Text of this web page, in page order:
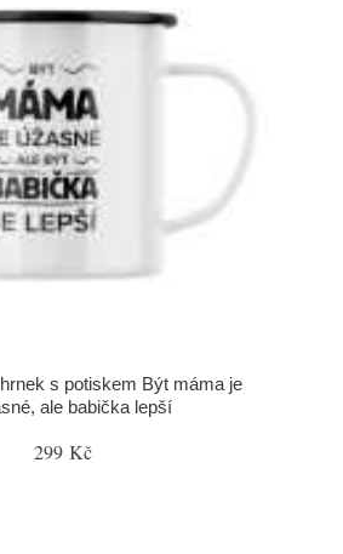
s potiskem Být máma je
ale babička lepší
299 Kč